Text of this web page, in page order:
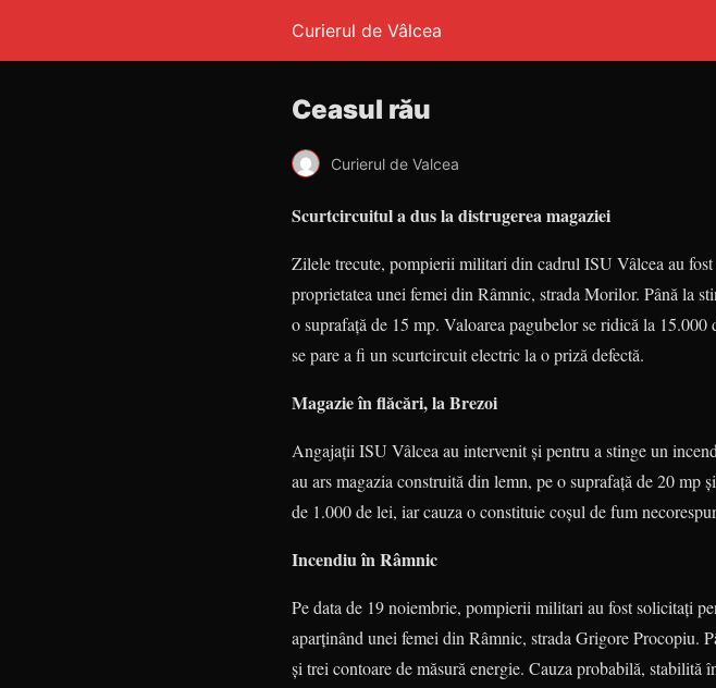
Curierul de Vâlcea
Ceasul rău
Curierul de Valcea
Scurtcircuitul a dus la distrugerea magaziei
Zilele trecute, pompierii militari din cadrul ISU Vâlcea au
proprietatea unei femei din Râmnic, strada Morilor. Până la
o suprafață de 15 mp. Valoarea pagubelor se ridică la
se pare a fi un scurtcircuit electric la o priză defectă.
Magazie în flăcări, la Brezoi
Angajații ISU Vâlcea au inter­venit și pentru a stinge un
au ars magazia construită din lemn, pe o suprafață de 20
de 1.000 de lei, iar cauza o constituie coșul de fum
Incendiu în Râmnic
Pe data de 19 noiembrie, pom­pierii militari au fost solicitați
aparținând unei femei din Râmnic, strada Gri­go­re Procopiu.
și trei contoare de măsură energie. Cauza proba­bilă,